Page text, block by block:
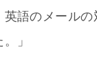
英語のメールの
」